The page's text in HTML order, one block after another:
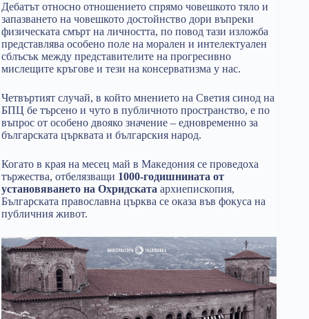
Дебатът относно отношението спрямо човешкото тяло и
запазването на човешкото достойнство дори въпреки
физическата смърт на личността, по повод тази изложба
представлява особено поле на морален и интелектуален
сблъсък между представителите на прогресивно
мислещите кръгове и тези на консерватизма у нас.
Четвъртият случай, в който мнението на Светия синод на
БПЦ бе търсено и чуто в публичното пространство, е по
въпрос от особено двояко значение – едновременно за
българската църквата и българския народ.
Когато в края на месец май в Македония се проведоха
тържества, отбелязващи 1000-годишнината от
установяването на Охридската архиепископия,
Българската православна църква се оказа във фокуса на
публичния живот.